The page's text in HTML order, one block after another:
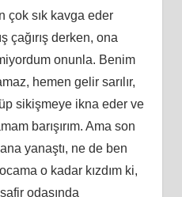
çok sık kavga eder
çağırış derken, ona
onunla. Benim
hemen gelir sarılır,
sikişmeye ikna eder ve
barışırım. Ama son
yanaştı, ne de ben
o kadar kızdım ki,
odasında